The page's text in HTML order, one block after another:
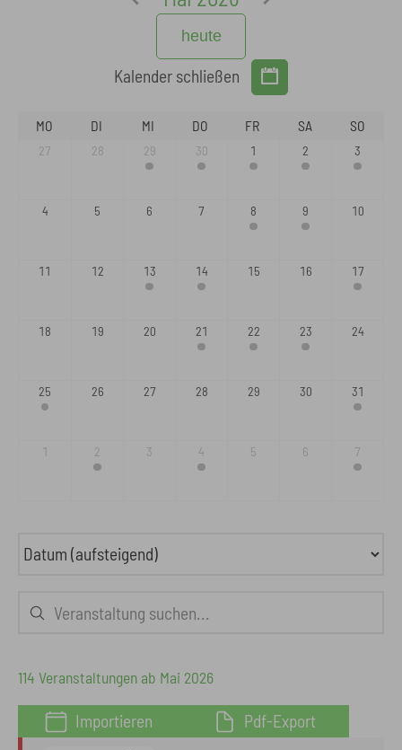
114 Veranstaltungen ab Mai 2026
Importieren Pdf-Export